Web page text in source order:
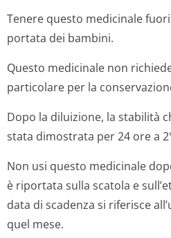
Tenere questo medicinale
portata dei bambini.
Questo medicinale non
particolare per la
Dopo la diluizione, la stabilità
stata dimostrata per 24 ore a
Non usi questo medicinale
è riportata sulla scatola e
data di scadenza si riferisce
quel mese.